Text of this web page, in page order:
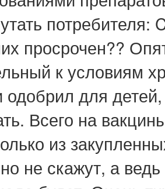
потребителя:
просрочен??
к условиям
для
Всего на
из
не скажут, а